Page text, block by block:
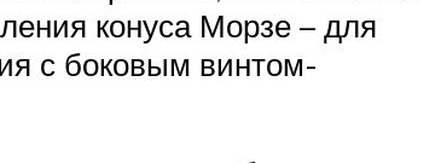
конуса Морзе – для
с боковым винтом-